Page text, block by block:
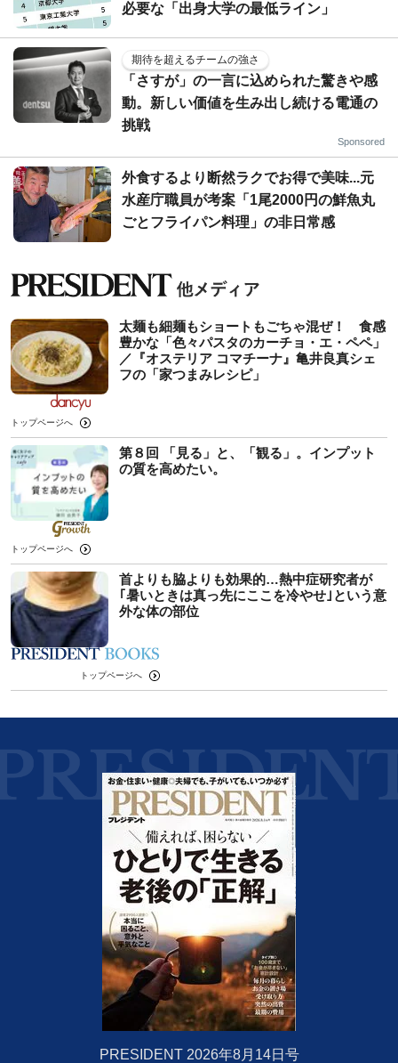
必要な「出身大学の最低ライン」
期待を超えるチームの強さ
「さすが」の一言に込められた驚きや感
動。新しい価値を生み出し続ける電通の
挑戦
Sponsored
外食するより断然ラクでお得で美味...元
水産庁職員が考案「1尾2000円の鮮魚丸
ごとフライパン料理」の非日常感
太麺も細麺もショートもごちゃ混ぜ！ 食感
豊かな「色々パスタのカーチョ・エ・ペペ」
／『オステリア コマチーナ』亀井良真シェ
フの「家つまみレシピ」
トップページへ
第８回 「見る」と、「観る」。インプット
の質を高めたい。
トップページへ
首よりも脇よりも効果的…熱中症研究者が
｢暑いときは真っ先にここを冷やせ｣という意
外な体の部位
トップページへ
PRESIDENT 2026年8月14日号